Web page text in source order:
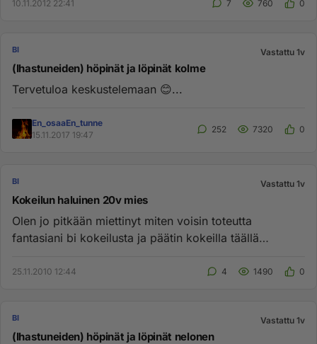
10.11.2012 22:41 7 760 0
BI Vastattu 1v
(Ihastuneiden) höpinät ja löpinät kolme
Tervetuloa keskustelemaan 😊...
En_osaaEn_tunne
15.11.2017 19:47
252 7320 0
BI Vastattu 1v
Kokeilun haluinen 20v mies
Olen jo pitkään miettinyt miten voisin toteutta
fantasiani bi kokeilusta ja päätin kokeilla täällä
25.11.2010 12:44 4 1490 0
BI Vastattu 1v
(Ihastuneiden) höpinät ja löpinät nelonen